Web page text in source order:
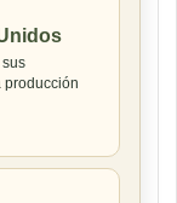
producción